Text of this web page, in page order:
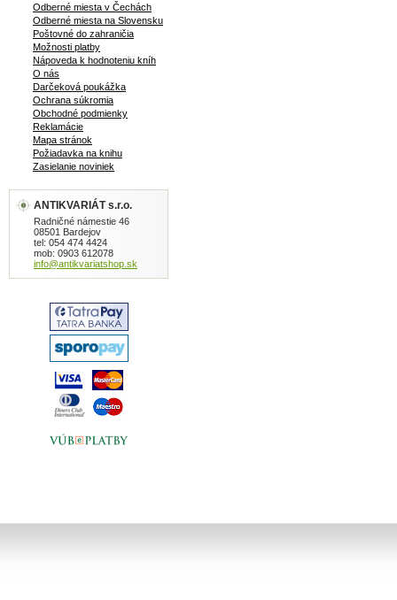
Odberné miesta v Čechách
Odberné miesta na Slovensku
Poštovné do zahraničia
Možnosti platby
Nápoveda k hodnoteniu kníh
O nás
Darčeková poukážka
Ochrana súkromia
Obchodné podmienky
Reklamácie
Mapa stránok
Požiadavka na knihu
Zasielanie noviniek
ANTIKVARIÁT s.r.o.
Radničné námestie 46
08501 Bardejov
tel: 054 474 4424
mob: 0903 612078
info@antikvariatshop.sk